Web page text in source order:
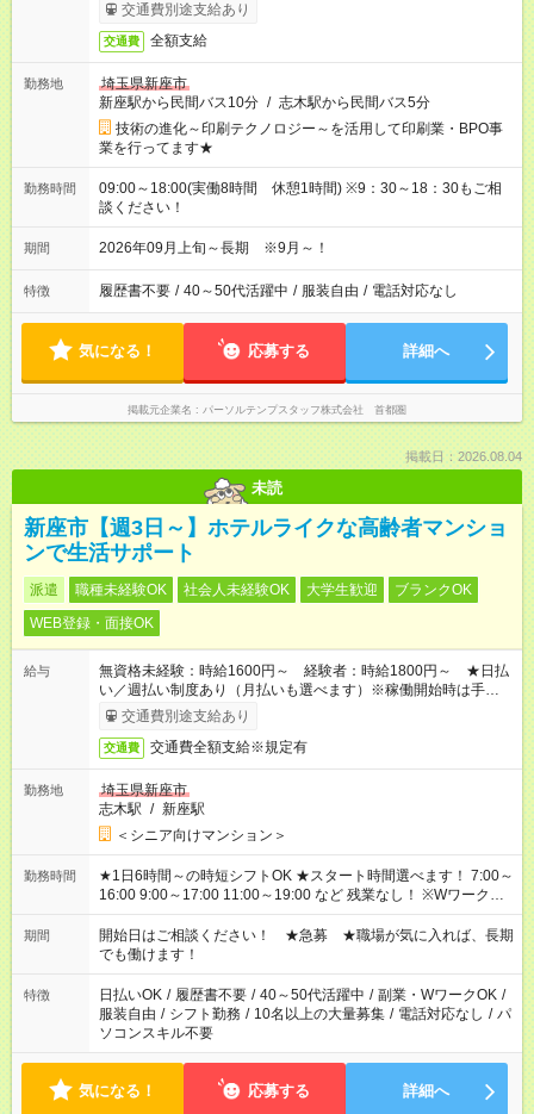
交通費別途支給あり
交通費 全額支給
勤務地
埼玉県新座市
新座駅から民間バス10分 / 志木駅から民間バス5分
技術の進化～印刷テクノロジー～を活用して印刷業・BPO事
業を行ってます★
勤務時間
09:00～18:00(実働8時間 休憩1時間) ※9：30～18：30もご相
談ください！
期間 2026年09月上旬～長期 ※9月～！
特徴 履歴書不要 / 40～50代活躍中 / 服装自由 / 電話対応なし
気になる！ 応募する 詳細へ
掲載元企業名 パーソルテンプスタッフ株式会社 首都圏
掲載日：2026.08.04
未読
新座市【週3日～】ホテルライクな高齢者マンショ
ンで生活サポート
派遣 職種未経験OK 社会人未経験OK 大学生歓迎
ブランクOK
WEB登録・面接OK
給与
無資格未経験：時給1600円～ 経験者：時給1800円～ ★日払
い／週払い制度あり（月払いも選べます）※稼働開始時は手続き
完了次第のお支払いとなります。
交通費別途支給あり
交通費 交通費全額支給※規定有
勤務地
埼玉県新座市
志木駅 / 新座駅
＜シニア向けマンション＞
勤務時間
★1日6時間～の時短シフトOK ★スタート時間選べます！ 7:00～
16:00 9:00～17:00 11:00～19:00 など 残業なし！ ※Wワークの
場合、他のお仕事と合わせ週40時間超の就業はご案内できませ
ん ※法令に基づき、週20時間以上勤務は社会保険への加入対象
となります ※労働者派遣法（日雇い派遣の原則禁止）により、
短時間・短期間の就業はご案内が難しい場合があります
期間
開始日はご相談ください！ ★急募 ★職場が気に入れば、長期
でも働けます！
特徴 日払いOK / 履歴書不要 / 40～50代活躍中 / 副業・WワークOK /
服装自由 / シフト勤務 / 10名以上の大量募集 / 電話対応なし / パ
ソコンスキル不要
気になる！ 応募する 詳細へ